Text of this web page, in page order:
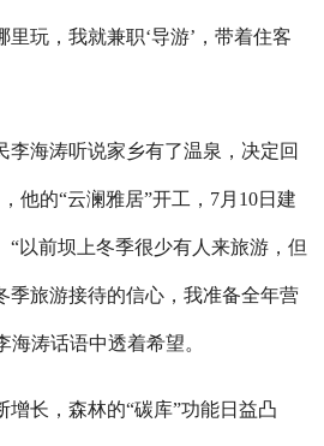
玩，我就兼职‘导游’，带着住客
海涛听说家乡有了温泉，决定回
他的“云澜雅居”开工，7月10日建
“以前坝上冬季很少有人来旅游，但
季旅游接待的信心，我准备全年营
海涛话语中透着希望。
长，森林的“碳库”功能日益凸